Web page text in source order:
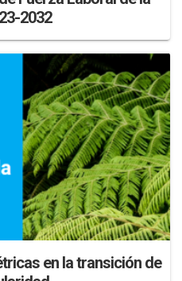
2032
en la transición de